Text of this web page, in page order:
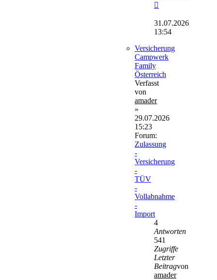
Beitrag
31.07.2026
13:54
Versicherung
Campwerk
Family
Österreich
Verfasst
von
amader
»
29.07.2026
15:23
Forum:
Zulassung
-
Versicherung
-
TÜV
-
Vollabnahme
-
Import
4
Antworten
541
Zugriffe
Letzter
Beitragvon
amader